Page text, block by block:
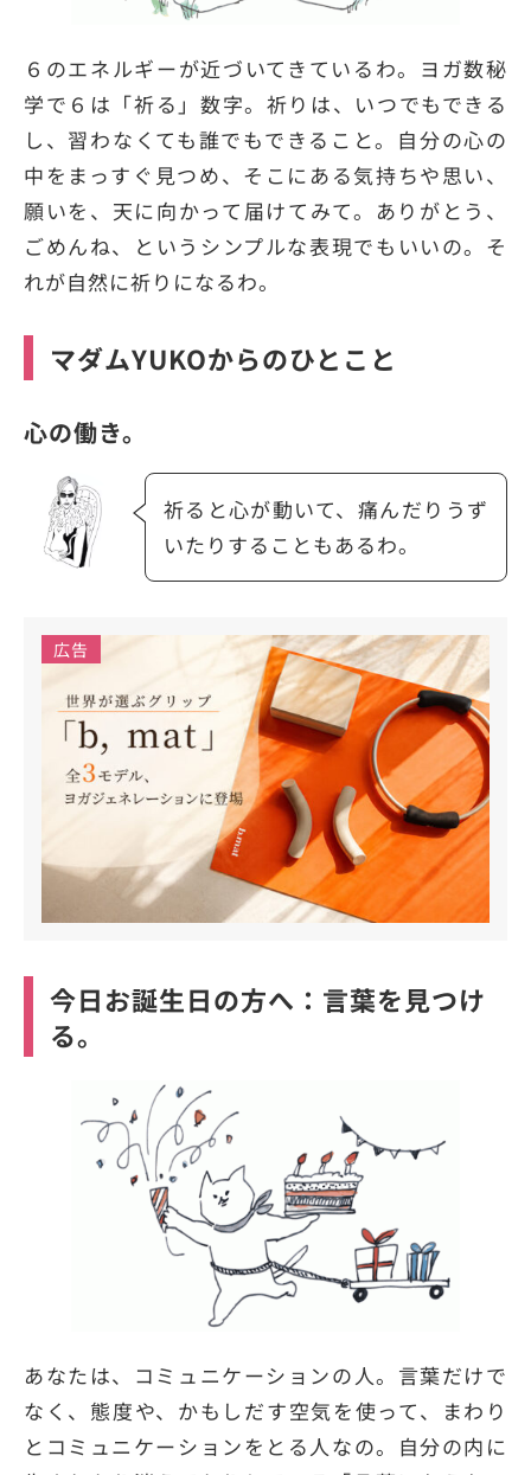
６のエネルギーが近づいてきているわ。ヨガ数秘
学で６は「祈る」数字。祈りは、いつでもできる
し、習わなくても誰でもできること。自分の心の
中をまっすぐ見つめ、そこにある気持ちや思い、
願いを、天に向かって届けてみて。ありがとう、
ごめんね、というシンプルな表現でもいいの。そ
れが自然に祈りになるわ。
マダムYUKOからのひとこと
心の働き。
祈ると心が動いて、痛んだりうず
いたりすることもあるわ。
広告
今日お誕生日の方へ：言葉を見つけ
る。
あなたは、コミュニケーションの人。言葉だけで
なく、態度や、かもしだす空気を使って、まわり
とコミュニケーションをとる人なの。自分の内に